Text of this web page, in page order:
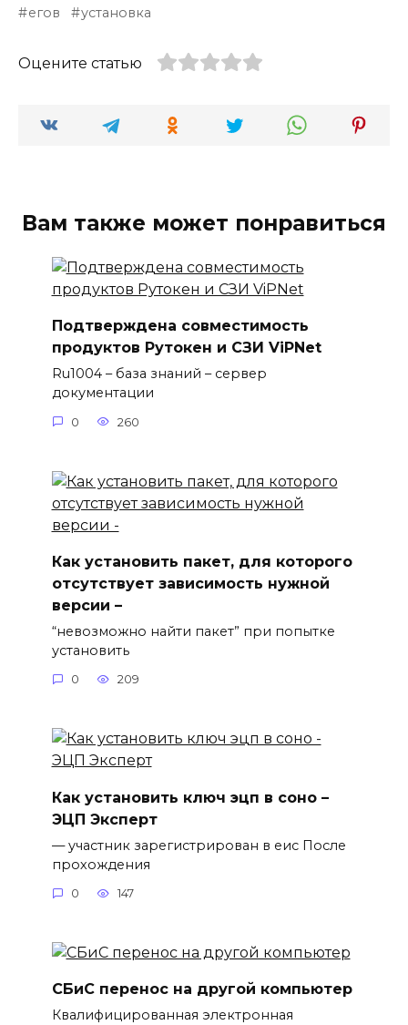
егов установка
Оцените статью
Вам также может понравиться
Подтверждена совместимость
продуктов Рутокен и СЗИ ViPNet
Ru1004 – база знаний – сервер
документации
0 260
Как установить пакет, для которого
отсутствует зависимость нужной
версии –
“невозможно найти пакет” при попытке
установить
0 209
Как установить ключ эцп в соно –
ЭЦП Эксперт
— участник зарегистрирован в еис После
прохождения
0 147
СБиС перенос на другой компьютер
Квалифицированная электронная